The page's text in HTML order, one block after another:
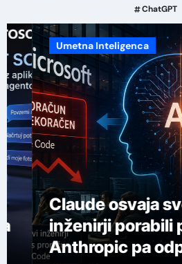
ChatGPT
Umetna Inteligenca
Claude osvaja
inženirji porabili
Anthropic pa